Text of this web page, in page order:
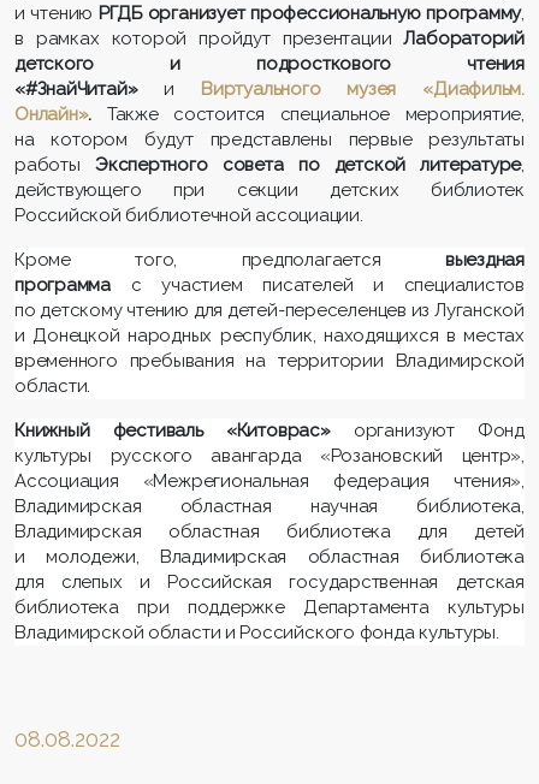
и чтению РГДБ организует профессиональную программу,
в рамках которой пройдут презентацииЛабораторий
детского и подросткового чтения
«#ЗнайЧитай»и Виртуального музея «Диафильм.
Онлайн». Также состоится специальное мероприятие,
на котором будут представлены первые результаты
работы Экспертного совета по детской литературе,
действующего при секции детских библиотек
Российской библиотечной ассоциации.
Кроме того, предполагается выездная
программас участием писателей и специалистов
по детскому чтению для детей-переселенцев из Луганской
и Донецкой народных республик, находящихся в местах
временного пребывания на территории Владимирской
области.
Книжный фестиваль «Китоврас»организуют Фонд
культуры русского авангарда «Розановский центр»,
Ассоциация «Межрегиональная федерация чтения»,
Владимирская областная научная библиотека,
Владимирская областная библиотека для детей
и молодежи, Владимирская областная библиотека
для слепых и Российская государственная детская
библиотека при поддержке Департамента культуры
Владимирской области и Российского фонда культуры.
08.08.2022